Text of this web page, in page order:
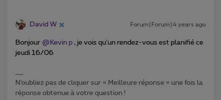
David W Forum|Forum|4 years ago
Bonjour @Kevin p , je vois qu’un rendez-vous est planifié ce
jeudi 16/06
N’oubliez pas de cliquer sur « Meilleure réponse » une fois la
réponse obtenue à votre question !